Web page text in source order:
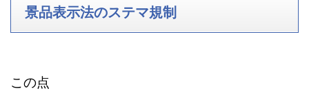
景品表示法のステマ規制
この点